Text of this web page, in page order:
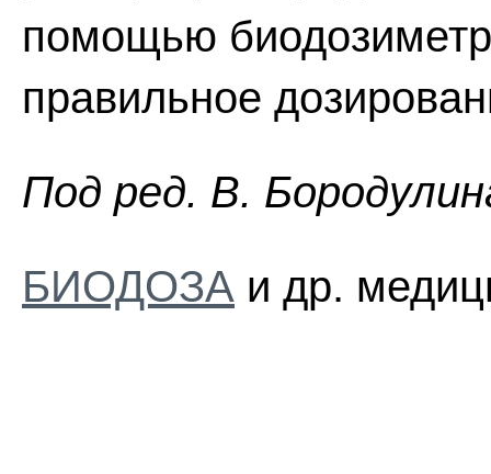
помощью
правильное
Пoд peд. B.
БИОДОЗА и др.